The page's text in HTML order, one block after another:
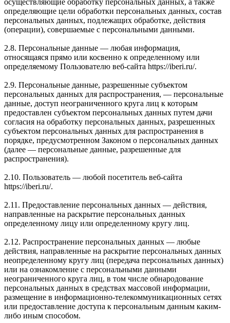
определяющие цели обработки персональных данных, состав
персональных данных, подлежащих обработке, действия
(операции), совершаемые с персональными данными.
2.8. Персональные данные — любая информация,
относящаяся прямо или косвенно к определенному или
определяемому Пользователю веб-сайта https://iberi.ru/.
2.9. Персональные данные, разрешенные субъектом
персональных данных для распространения, — персональные
данные, доступ неограниченного круга лиц к которым
предоставлен субъектом персональных данных путем дачи
согласия на обработку персональных данных, разрешенных
субъектом персональных данных для распространения в
порядке, предусмотренном Законом о персональных данных
(далее — персональные данные, разрешенные для
распространения).
2.10. Пользователь — любой посетитель веб-сайта
https://iberi.ru/.
2.11. Предоставление персональных данных — действия,
направленные на раскрытие персональных данных
определенному лицу или определенному кругу лиц.
2.12. Распространение персональных данных — любые
действия, направленные на раскрытие персональных данных
неопределенному кругу лиц (передача персональных данных)
или на ознакомление с персональными данными
неограниченного круга лиц, в том числе обнародование
персональных данных в средствах массовой информации,
размещение в информационно-телекоммуникационных сетях
или предоставление доступа к персональным данным каким-
либо иным способом.